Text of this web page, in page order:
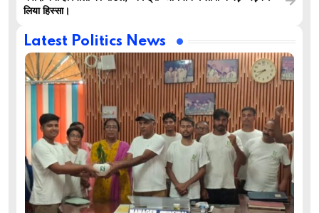
लिया हिस्सा।
Latest Politics News